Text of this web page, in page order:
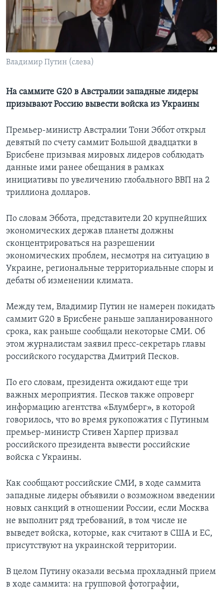
Learning English
СОЦИАЛЬНЫЕ СЕТИ
Языки
Владимир Путин (слева)
На саммите G20 в Австралии западные лидеры
призывают Россию вывести войска из Украины
Премьер-министр Австралии Тони Эббот открыл
девятый по счету саммит Большой двадцатки в
Брисбене призывая мировых лидеров соблюдать
данные ими ранее обещания в рамках
инициативы по увеличению глобального ВВП на 2
триллиона долларов.
По словам Эббота, представители 20 крупнейших
экономических держав планеты должны
сконцентрироваться на разрешении
экономических проблем, несмотря на ситуацию в
Украине, региональные территориальные споры и
дебаты об изменении климата.
Между тем, Владимир Путин не намерен покидать
саммит G20 в Брисбене раньше запланированного
срока, как раньше сообщали некоторые СМИ. Об
этом журналистам заявил пресс-секретарь главы
российского государства Дмитрий Песков.
По его словам, президента ожидают еще три
важных мероприятия. Песков также опроверг
информацию агентства «Блумберг», в которой
говорилось, что во время рукопожатия с Путиным
премьер-министр Стивен Харпер призвал
российского президента вывести российские
войска с Украины.
Как сообщают российские СМИ, в ходе саммита
западные лидеры объявили о возможном введении
новых санкций в отношении России, если Москва
не выполнит ряд требований, в том числе не
выведет войска, которые, как считают в США и ЕС,
присутствуют на украинской территории.
В целом Путину оказали весьма прохладный прием
в ходе саммита: на групповой фотографии,